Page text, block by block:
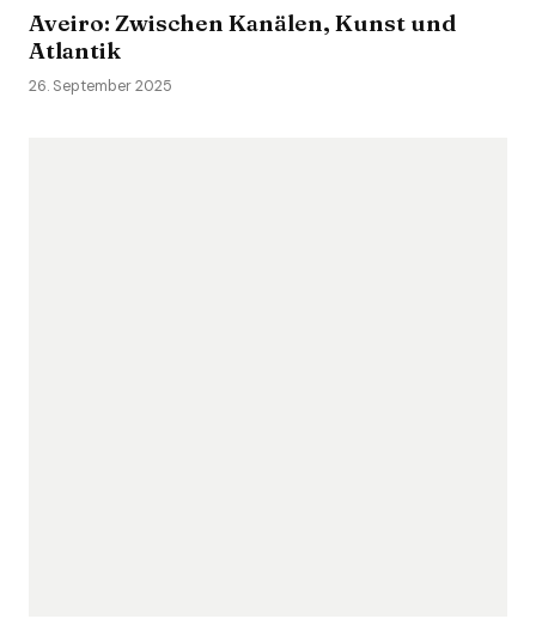
Aveiro: Zwischen Kanälen, Kunst und
Atlantik
26. September 2025